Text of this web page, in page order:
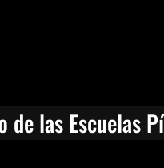
de las Escuelas